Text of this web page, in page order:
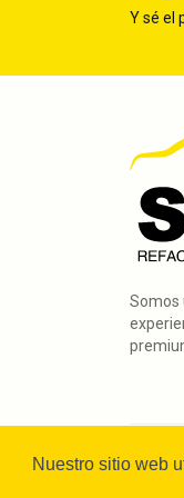
Nuestro sitio web
Y sé el
Somos